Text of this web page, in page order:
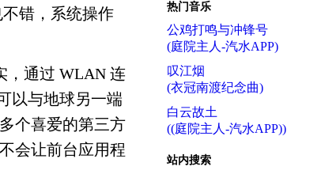
错，系统操作
，通过 WLAN 连
以与地球另一端
个喜爱的第三方
会让前台应用程
热门音乐
公鸡打鸣与冲锋号
(庭院主人-汽水APP)
叹江烟
(衣冠南渡纪念曲)
白云故土
((庭院主人-汽水APP))
站内搜索